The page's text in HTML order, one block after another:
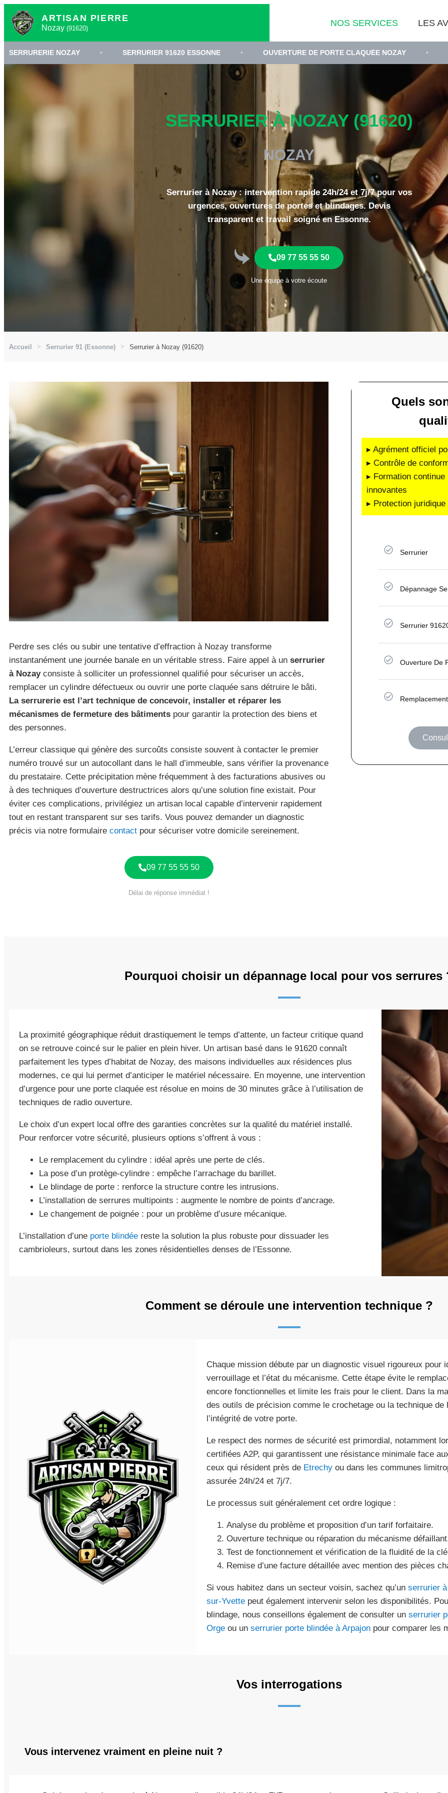
ARTISAN PIERRE
Nozay (91620)
NOS SERVICES LES
NOZAY • SERRURIER 91620 ESSONNE • OUVERTURE DE PORTE CLAQUÉE NOZAY •
SERRURIER À NOZAY (91620)
NOZAY
Serrurier à Nozay : intervention rapide 24h/24 et 7j/7 pour vos
urgences, ouvertures de portes et blindages. Devis
transparent et travail soigné en Essonne.
09 77 55 55 50
Une équipe à votre écoute
Accueil Serrurier 91 (Essonne) Serrurier à Nozay (91620)
Perdre ses clés ou subir une tentative d’effraction à Nozay transforme
instantanément une journée banale en un véritable stress. Faire appel à un serrurier
à Nozayconsiste à solliciter un professionnel qualifié pour sécuriser un accès,
remplacer un cylindre défectueux ou ouvrir une porte claquée sans détruire le bâti.
La serrurerie est l’art technique de concevoir, installer et réparer les
mécanismes de fermeture des bâtiments pour garantir la protection des biens et
des personnes.
L’erreur classique qui génère des surcoûts consiste souvent à contacter le premier
numéro trouvé sur un autocollant dans le hall d’immeuble, sans vérifier la provenance
du prestataire. Cette précipitation mène fréquemment à des facturations abusives ou
à des techniques d’ouverture destructrices alors qu’une solution fine existait. Pour
éviter ces complications, privilégiez un artisan local capable d’intervenir rapidement
tout en restant transparent sur ses tarifs. Vous pouvez demander un diagnostic
précis via notre formulaire contact pour sécuriser votre domicile sereinement.
09 77 55 55 50
Délai de réponse immédiat !
Quels
▸ Agrément officiel
▸ Contrôle de
▸ Formation
innovantes
▸ Protection
Serrurier
Dépannage
Serrurier
Ouverture De
Pourquoi choisir un dépannage local pour vos serrures
La proximité géographique réduit drastiquement le temps d’attente, un facteur critique quand
on se retrouve coincé sur le palier en plein hiver. Un artisan basé dans le 91620 connaît
parfaitement les types d’habitat de Nozay, des maisons individuelles aux résidences plus
modernes, ce qui lui permet d’anticiper le matériel nécessaire. En moyenne, une intervention
d’urgence pour une porte claquée est résolue en moins de 30 minutes grâce à l’utilisation de
techniques de radio ouverture.
Le choix d’un expert local offre des garanties concrètes sur la qualité du matériel installé.
Pour renforcer votre sécurité, plusieurs options s’offrent à vous :
Le remplacement du cylindre : idéal après une perte de clés.
La pose d’un protège-cylindre : empêche l’arrachage du barillet.
Le blindage de porte : renforce la structure contre les intrusions.
L’installation de serrures multipoints : augmente le nombre de points d’ancrage.
Le changement de poignée : pour un problème d’usure mécanique.
L’installation d’une porte blindée reste la solution la plus robuste pour dissuader les
cambrioleurs, surtout dans les zones résidentielles denses de l’Essonne.
Comment se déroule une intervention technique ?
Chaque mission débute par un diagnostic visuel rigoureux pour
verrouillage et l’état du mécanisme. Cette étape évite le
encore fonctionnelles et limite les frais pour le client. Dans la
des outils de précision comme le crochetage ou la technique de
l’intégrité de votre porte.
Le respect des normes de sécurité est primordial, notamment
certifiées A2P, qui garantissent une résistance minimale face
ceux qui résident près de Etrechyou dans les communes
assurée 24h/24 et 7j/7.
Le processus suit généralement cet ordre logique :
Analyse du problème et proposition d’un tarif forfaitaire.
Ouverture technique ou réparation du mécanisme
Test de fonctionnement et vérification de la fluidité de la
Remise d’une facture détaillée avec mention des pièces
Si vous habitez dans un secteur voisin, sachez qu’un serrurier
sur-Yvettepeut également intervenir selon les disponibilités.
blindage, nous conseillons également de consulter un serrurier
Orgeou un serrurier porte blindée à Arpajonpour comparer les
Vos interrogations
Vous intervenez vraiment en pleine nuit ?